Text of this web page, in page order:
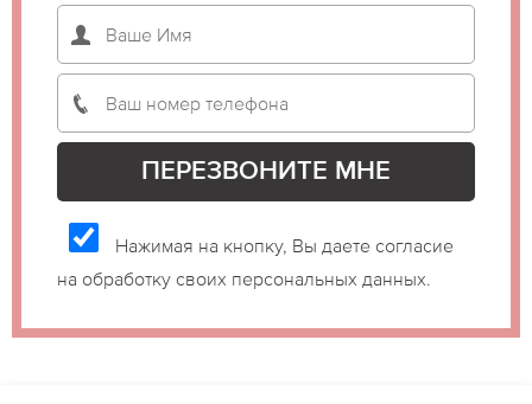
Нажимая на кнопку, Вы даете согласие
на обработку своих персональных данных.